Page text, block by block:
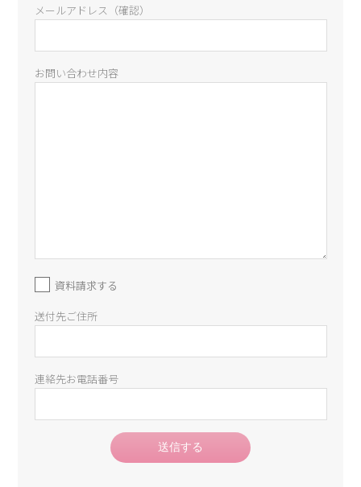
メールアドレス（確認）
お問い合わせ内容
資料請求する
送付先ご住所
連絡先お電話番号
送信する